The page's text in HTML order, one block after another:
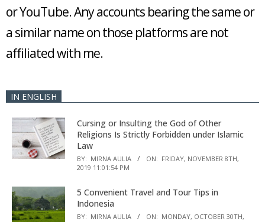
or YouTube. Any accounts bearing the same or
a similar name on those platforms are not
affiliated with me.
IN ENGLISH
Cursing or Insulting the God of Other
Religions Is Strictly Forbidden under Islamic
Law
BY: MIRNA AULIA ON: FRIDAY, NOVEMBER 8TH,
2019 11:01:54 PM
5 Convenient Travel and Tour Tips in
Indonesia
BY: MIRNA AULIA ON: MONDAY, OCTOBER 30TH,